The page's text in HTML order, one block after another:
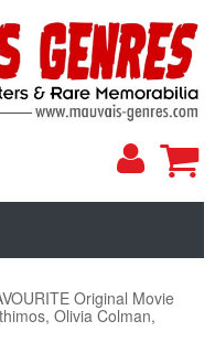
My
Original Movie
Olivia Colman,